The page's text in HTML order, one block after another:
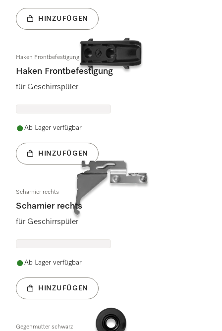
HINZUFÜGEN
Haken Frontbefestigung
Haken Frontbefestigung
für Geschirrspüler
Ab Lager verfügbar
HINZUFÜGEN
Scharnier rechts
Scharnier rechts
für Geschirrspüler
Ab Lager verfügbar
HINZUFÜGEN
Gegenmutter schwarz